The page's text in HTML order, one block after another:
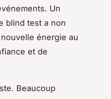
Un
blind test a non
énergie au
et de
Beaucoup